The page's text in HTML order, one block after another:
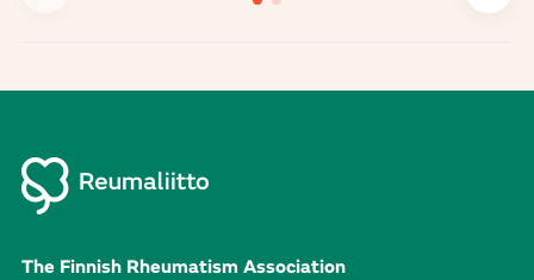
The Finnish Rheumatism Association